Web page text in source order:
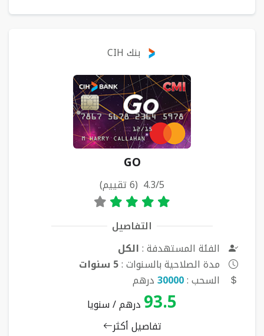
بنك CIH
GO
4.3/5 (6 تقييم)
التفاصيل
الفئة المستهدفة :الكل
مدة الصلاحية بالسنوات :5 سنوات
السحب :30000درهم
93.5 درهم / سنويا
تفاصيل أكثر